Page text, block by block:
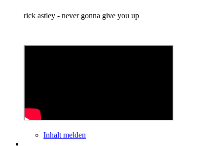
rick astley - never gonna give you up
Inhalt melden